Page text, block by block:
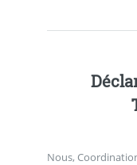
Nous,